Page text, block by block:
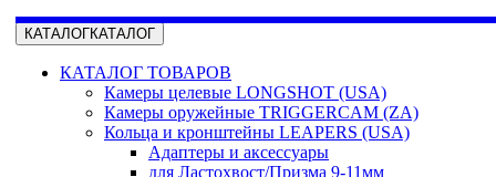
КАТАЛОГКАТАЛОГ
КАТАЛОГ ТОВАРОВ
Камеры целевые LONGSHOT (USA)
Камеры оружейные TRIGGERCAM (ZA)
Кольца и кронштейны LEAPERS (USA)
Адаптеры и аксессуары
для Ластохвост/Призма 9-11мм